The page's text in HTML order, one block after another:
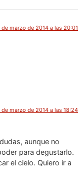
de marzo de 2014 a las 20:01
de marzo de 2014 a las 18:24
aunque no
para degustarlo.
el cielo. Quiero ir a